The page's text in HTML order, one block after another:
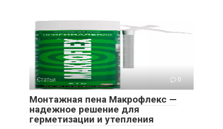
Статьи 0
Монтажная пена Макрофлекс —
надежное решение для
герметизации и утепления